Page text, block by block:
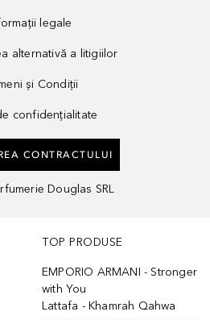
legale
alternativă a litigiilor
și Condiții
confidențialitate
CONTRACTULUI
Douglas SRL
TOP PRODUSE
EMPORIO ARMANI - Stronger
with You
Lattafa - Khamrah Qahwa